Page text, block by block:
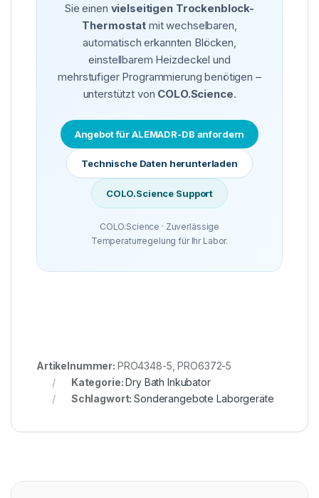
Sie einen vielseitigen Trockenblock-
Thermostat mit wechselbaren,
automatisch erkannten Blöcken,
einstellbarem Heizdeckel und
mehrstufiger Programmierung benötigen –
unterstützt von COLO.Science.
Angebot für ALEMADR-DB anfordern
Technische Daten herunterladen
COLO.Science Support
COLO.Science · Zuverlässige
Temperaturregelung für Ihr Labor.
Artikelnummer: PRO4348-5, PRO6372-5
Kategorie:Dry Bath Inkubator
Schlagwort:Sonderangebote Laborgeräte